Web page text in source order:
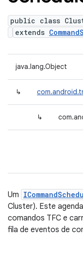
public class
extends
java.lang.Object
↳
↳
Um
Cluster). Este
comandos TFC e
fila de eventos de